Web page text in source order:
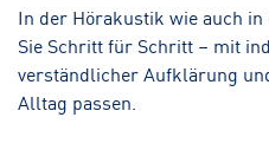
In der Hörakustik wie auch
Sie Schritt für Schritt – mit
verständlicher Aufklärung
Alltag passen.